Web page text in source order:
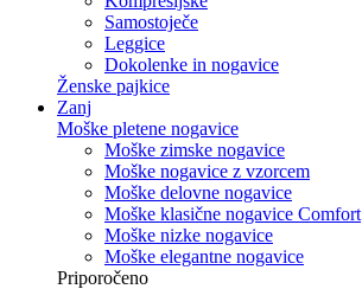
Samostoječe
Leggice
Dokolenke in nogavice
Ženske pajkice
Zanj
Moške pletene nogavice
Moške zimske nogavice
Moške nogavice z vzorcem
Moške delovne nogavice
Moške klasične nogavice Comfort
Moške nizke nogavice
Moške elegantne nogavice
Priporočeno